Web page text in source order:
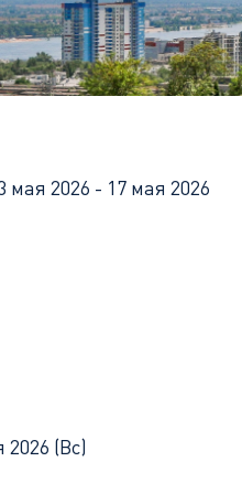
мая 2026 - 17 мая 2026
2026 (Вс)